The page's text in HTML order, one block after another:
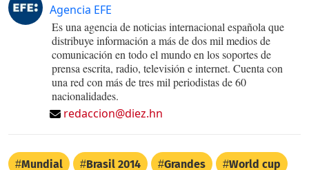
Agencia EFE
Es una agencia de noticias internacional española que
distribuye información a más de dos mil medios de
comunicación en todo el mundo en los soportes de
prensa escrita, radio, televisión e internet. Cuenta con
una red con más de tres mil periodistas de 60
nacionalidades.
redaccion@diez.hn
Mundial Brasil 2014 Grandes World cup